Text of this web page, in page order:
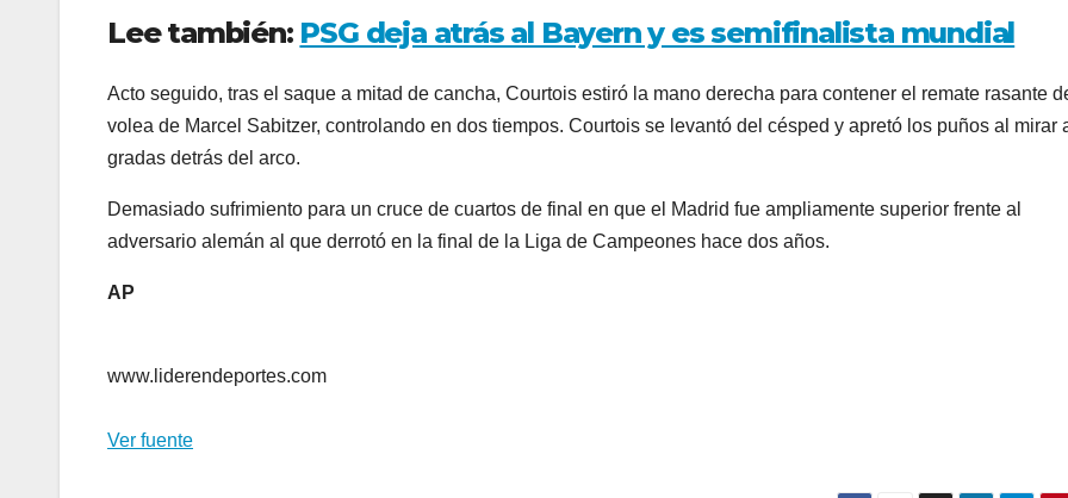
Lee también: PSG deja atrás al Bayern y es semifinalista mundial
Acto seguido, tras el saque a mitad de cancha, Courtois estiró la mano derecha para contener el remate rasante
volea de Marcel Sabitzer, controlando en dos tiempos. Courtois se levantó del césped y apretó los puños al mirar
gradas detrás del arco.
Demasiado sufrimiento para un cruce de cuartos de final en que el Madrid fue ampliamente superior frente al
adversario alemán al que derrotó en la final de la Liga de Campeones hace dos años.
AP
www.liderendeportes.com
Ver fuente